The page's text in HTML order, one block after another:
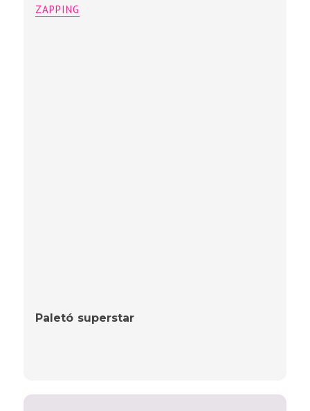
ZAPPING
Paletó superstar